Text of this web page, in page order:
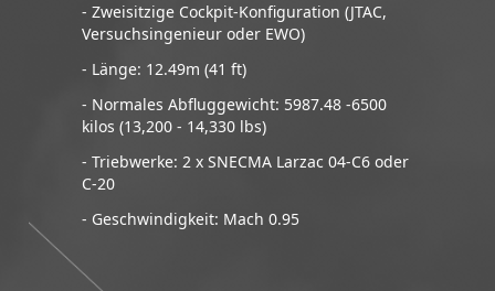
- Zweisitzige Cockpit-Konfiguration (JTAC,
Versuchsingenieur oder EWO)
- Länge: 12.49m (41 ft)
- Normales Abfluggewicht: 5987.48 -6500
kilos (13,200 - 14,330 lbs)
- Triebwerke: 2 x SNECMA Larzac 04-C6 oder
C-20
- Geschwindigkeit: Mach 0.95